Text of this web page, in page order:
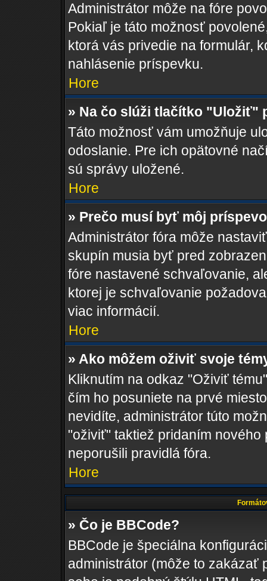
Administrátor môže na fóre
Pokiaľ je táto možnosť
ktorá vás privedie na formulár,
nahlásenie príspevku.
Hore
» Na čo slúži tlačítko "Uložiť"
Táto možnosť vám umožňuje
odoslanie. Pre ich opätovné
sú správy uložené.
Hore
» Prečo musí byť môj
Administrátor fóra môže
skupín musia byť pred
fóre nastavené schvaľovanie,
ktorej je schvaľovanie
viac informácií.
Hore
» Ako môžem oživiť svoje
Kliknutím na odkaz "Oživiť
čím ho posuniete na prvé
nevidíte, administrátor túto
"oživiť" taktiež pridaním
neporušili pravidlá fóra.
Hore
» Čo je BBCode?
BBCode je špeciálna
administrátor (môže to zakázať